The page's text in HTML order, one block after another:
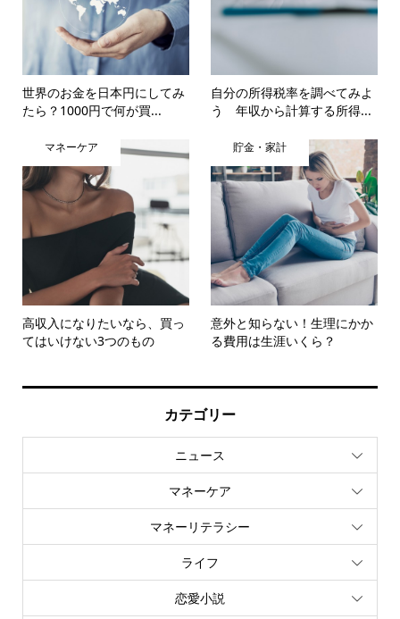
世界のお金を日本円にしてみ
たら？1000円で何が買...
自分の所得税率を調べてみよ
う 年収から計算する所得...
マネーケア
高収入になりたいなら、買っ
てはいけない3つのもの
貯金・家計
意外と知らない！生理にかか
る費用は生涯いくら？
カテゴリー
ニュース
マネーケア
マネーリテラシー
ライフ
恋愛小説